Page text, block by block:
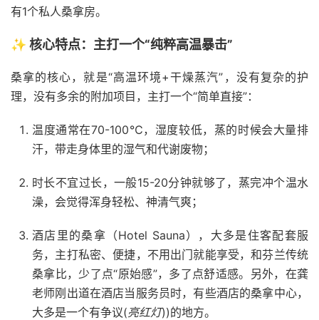
有1个私人桑拿房。
✨ 核心特点：主打一个“纯粹高温暴击”
桑拿的核心，就是“高温环境+干燥蒸汽”，没有复杂的护
理，没有多余的附加项目，主打一个“简单直接”：
温度通常在70-100℃，湿度较低，蒸的时候会大量排
汗，带走身体里的湿气和代谢废物；
时长不宜过长，一般15-20分钟就够了，蒸完冲个温水
澡，会觉得浑身轻松、神清气爽；
酒店里的桑拿（Hotel Sauna），大多是住客配套服
务，主打私密、便捷，不用出门就能享受，和芬兰传统
桑拿比，少了点“原始感”，多了点舒适感。另外，在龚
老师刚出道在酒店当服务员时，有些酒店的桑拿中心，
大多是一个有争议(亮红灯))的地方。